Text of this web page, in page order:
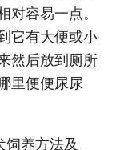
容易一点。
它有大便或小
然后放到厕所
里便便尿尿